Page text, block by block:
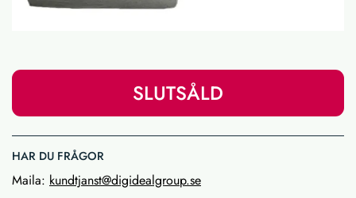
SLUTSÅLD
HAR DU FRÅGOR
Maila: kundtjanst@digidealgroup.se